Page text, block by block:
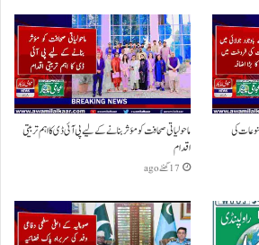
کی
ماحولیاتی صحافت کو مؤثر بنانے کے لیے پی آئی ڈی کا اہم تربیتی
اقدام
17 گھنٹے ago